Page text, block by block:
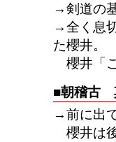
→剣道の
→全く息
た櫻井。
櫻井「
■朝稽古
→前に出
櫻井は